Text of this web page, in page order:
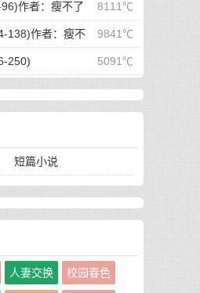
8111℃
作者：瘦不了
9841℃
138)作者：瘦不
5091℃
250)
短篇小说
人妻交换 校园春色